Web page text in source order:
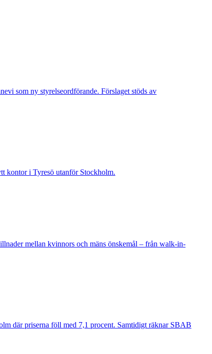
som ny styrelseordförande. Förslaget stöds av
kontor i Tyresö utanför Stockholm.
mellan kvinnors och mäns önskemål – från walk-in-
där priserna föll med 7,1 procent. Samtidigt räknar SBAB